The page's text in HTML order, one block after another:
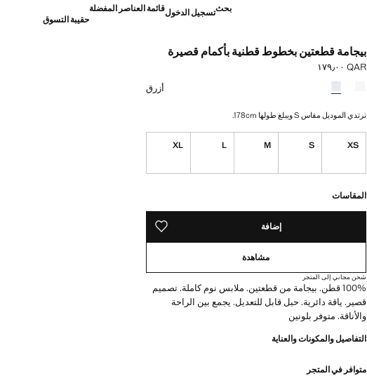
بحثتسجيل الدخولقائمة العناصر المفضلة
حقيبة التسوق
بيجامة قطعتين بخطوط قطنية بأكمام قصيرة
السعر الحالي [QAR ١٧٩٫٠٠ ]
QAR ١٧٩٫٠٠
حدد اللون
أزرق
ترتدي الموديل مقاس S ويبلغ طولها 178cm.
XS
S
M
L
XL
المقاسات
إضافة حفظه في قائمة منتجاتك المفضلة
مشاهدة
شحن مجاني إلى المتجر
100% قطن. بيجامة من قطعتين. ملابس نوم كاملة. تصميم
قصير. ياقة دائرية. حبل قابل للتعديل. يجمع بين الراحة
والأناقة. متوفر بلونين
التفاصيل والمكونات والعناية
متوافر في المتجر